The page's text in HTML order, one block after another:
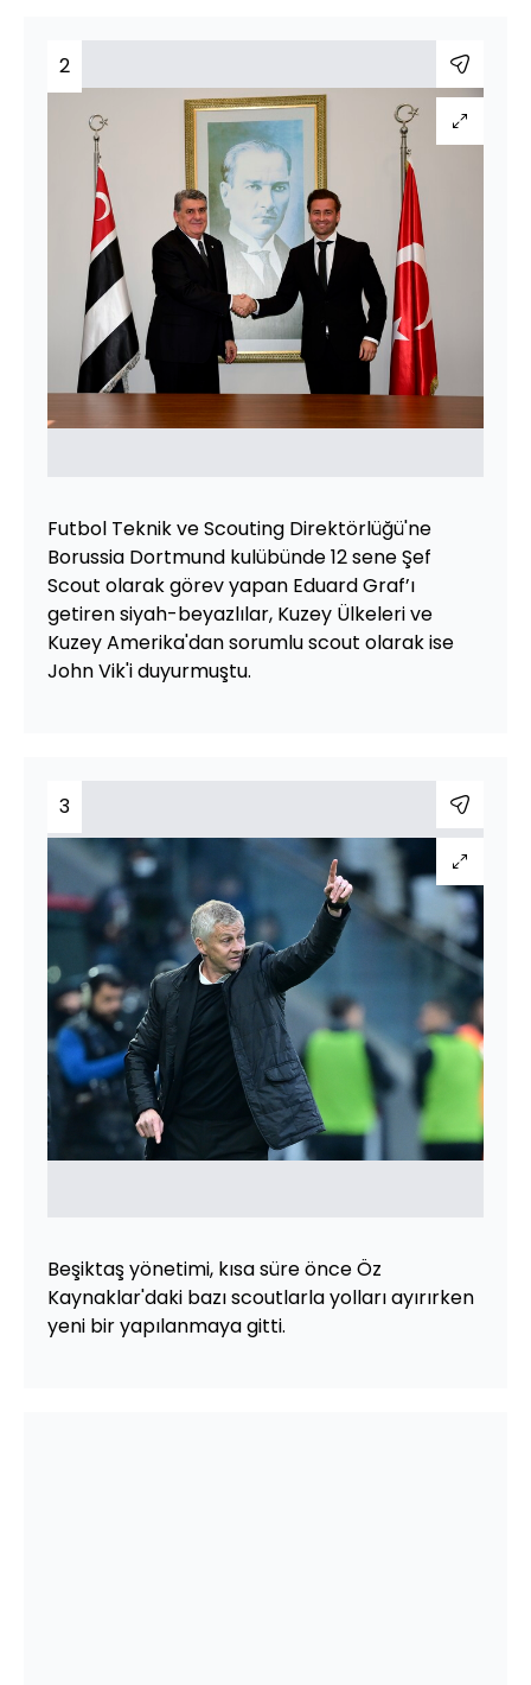
2
Futbol Teknik ve Scouting Direktörlüğü'ne
Borussia Dortmund kulübünde 12 sene Şef
Scout olarak görev yapan Eduard Graf’ı
getiren siyah-beyazlılar, Kuzey Ülkeleri ve
Kuzey Amerika'dan sorumlu scout olarak ise
John Vik'i duyurmuştu.
3
Beşiktaş yönetimi, kısa süre önce Öz
Kaynaklar'daki bazı scoutlarla yolları ayırırken
yeni bir yapılanmaya gitti.